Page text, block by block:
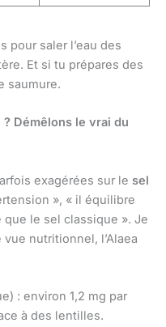
pour saler l’eau des
Et si tu prépares des
saumure.
Démêlons le vrai du
exagérées sur le sel
», « il équilibre
que le sel classique ». Je
vue nutritionnel, l’Alaea
: environ 1,2 mg par
à des lentilles.